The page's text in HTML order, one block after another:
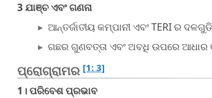
3 ଯାଞ୍ଚ ଏବଂ ଗଣନା
ଆନ୍ତର୍ଜାତୀୟ କମ୍ପାନୀ ଏବଂ TERI ର
ଗଛର ଗୁଣବତ୍ତା ଏବଂ ଅବଧି ଉପରେ ଆଧାର
ପ୍ରୋଗ୍ରାମର [1: 3]
1। ପରିବେଶ ପ୍ରଭାବ